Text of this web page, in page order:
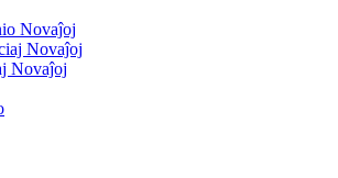
Novaĵoj
Novaĵoj
Novaĵoj